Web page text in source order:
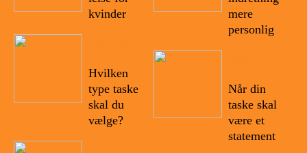
kvinder
Hvilken
type taske
skal du
vælge?
mere
personlig
Når din
taske skal
være et
statement